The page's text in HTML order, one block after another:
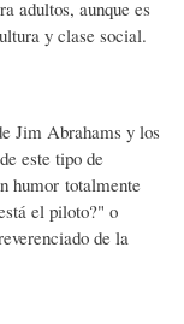
adultos, aunque es
y clase social.
Jim Abrahams y los
este tipo de
humor totalmente
el piloto?" o
de la